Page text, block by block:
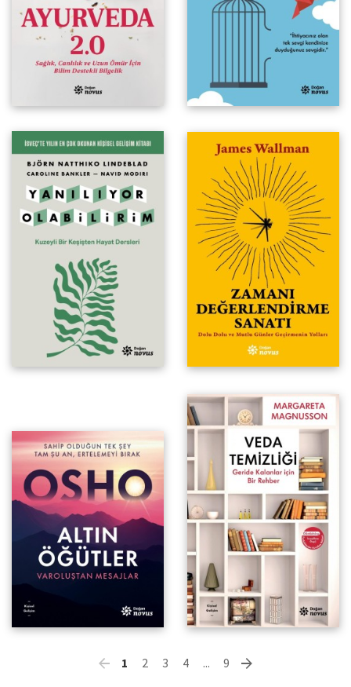
Kuzeyli Bir Keşişten Hayat
Dersleri
Dolu Dolu ve Mutlu Günler
Geçirmenin Yolları
Geride Kalanlar İçin Bir Rehber
1 2 3 4 ... 9